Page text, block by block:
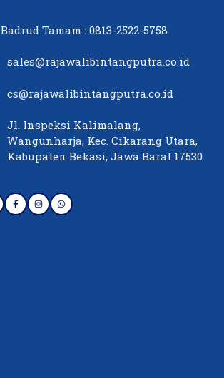
Badrud Tamam :0813-2522-5758
sales@rajawalibintangputra.co.id
cs@rajawalibintangputra.co.id
Jl. Inspeksi Kalimalang,
Wangunharja, Kec. Cikarang Utara,
Kabupaten Bekasi, Jawa Barat 17530